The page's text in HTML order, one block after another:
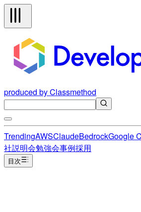
produced by Classmethod
TrendingAWSClaudeBedrockGoogle
社説明会勉強会事例採用
目次